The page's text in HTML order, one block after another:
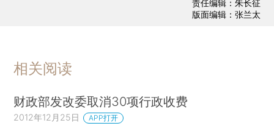
责任编辑：朱长征
版面编辑：张兰太
相关阅读
财政部发改委取消30项行政收费
2012年12月25日 APP打开